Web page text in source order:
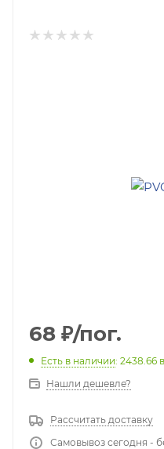
68 ₽/пог.
Есть в наличии: 2438.66
Нашли дешевле?
Рассчитать доставку
Самовывоз сегодня -